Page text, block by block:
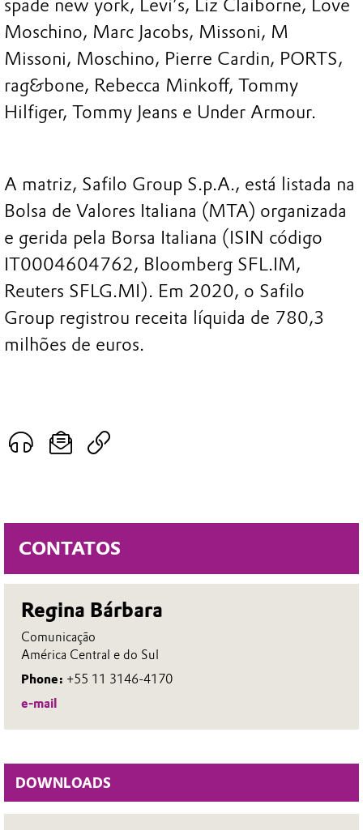
CONTATOS
Regina Bárbara
Comunicação
América Central e do Sul
Phone: +55 11 3146-4170
e-mail
DOWNLOADS
spade new york, Levi’s, Liz Claiborne, Love
Moschino, Marc Jacobs, Missoni, M
Missoni, Moschino, Pierre Cardin, PORTS,
rag&bone, Rebecca Minkoff, Tommy
Hilfiger, Tommy Jeans e Under Armour.
A matriz, Safilo Group S.p.A., está listada na
Bolsa de Valores Italiana (MTA) organizada
e gerida pela Borsa Italiana (ISIN código
IT0004604762, Bloomberg SFL.IM,
Reuters SFLG.MI). Em 2020, o Safilo
Group registrou receita líquida de 780,3
milhões de euros.